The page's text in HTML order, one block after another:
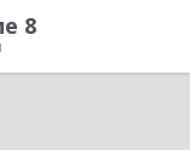
8